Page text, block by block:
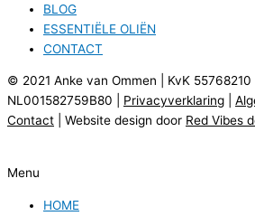
BLOG
ESSENTIËLE OLIËN
CONTACT
© 2021 Anke van Ommen | KvK 55768210
NL001582759B80 | Privacyverklaring
Contact | Website design door Red Vibes
Menu
HOME